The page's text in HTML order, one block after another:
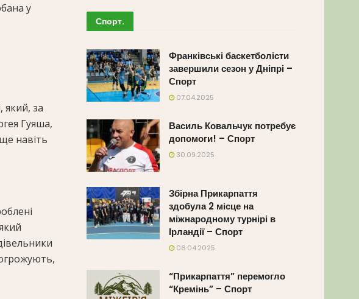
у
який, за
Гуяша,
навіть
Спорт.
Франківські баскетболісти
завершили сезон у Дніпрі –
Спорт
07.04.2025
Василь Ковальчук потребує
допомоги! – Спорт
30.09.2025
Збірна Прикарпаття
здобула 2 місце на
міжнародному турнірі в
Ірландії – Спорт
06.04.2025
“Прикарпаття” перемогло
“Кремінь” – Спорт